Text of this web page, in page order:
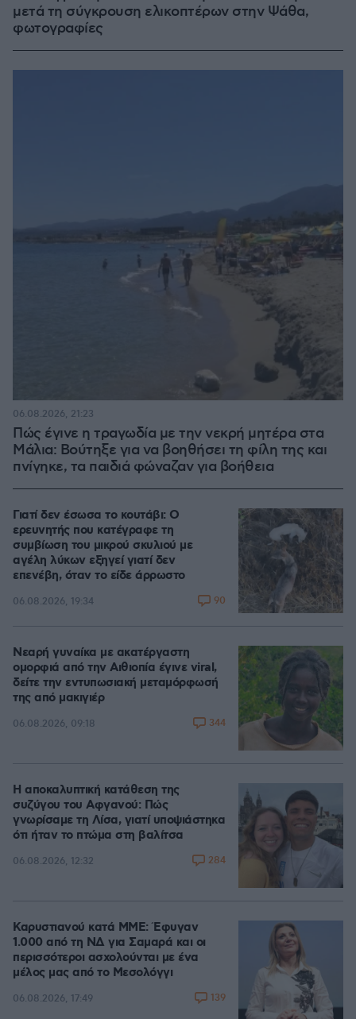
μετά τη σύγκρουση ελικοπτέρων στην Ψάθα,
φωτογραφίες
Πώς έγινε η τραγωδία με την νεκρή μητέρα στα
Μάλια: Βούτηξε για να βοηθήσει τη φίλη της και
πνίγηκε, τα παιδιά φώναζαν για βοήθεια
06.08.2026, 21:23
Γιατί δεν έσωσα το κουτάβι: Ο
ερευνητής που κατέγραφε τη
συμβίωση του μικρού σκυλιού με
αγέλη λύκων εξηγεί γιατί δεν
επενέβη, όταν το είδε άρρωστο
06.08.2026, 19:34 90
Νεαρή γυναίκα με ακατέργαστη
ομορφιά από την Αιθιοπία έγινε viral,
δείτε την εντυπωσιακή μεταμόρφωσή
της από μακιγιέρ
06.08.2026, 09:18 344
Η αποκαλυπτική κατάθεση της
συζύγου του Αφγανού: Πώς
γνωρίσαμε τη Λίσα, γιατί υποψιάστηκα
ότι ήταν το πτώμα στη βαλίτσα
06.08.2026, 12:32 284
Καρυστιανού κατά ΜΜΕ: Έφυγαν
1.000 από τη ΝΔ για Σαμαρά και οι
περισσότεροι ασχολούνται με ένα
μέλος μας από το Μεσολόγγι
06.08.2026, 17:49 139